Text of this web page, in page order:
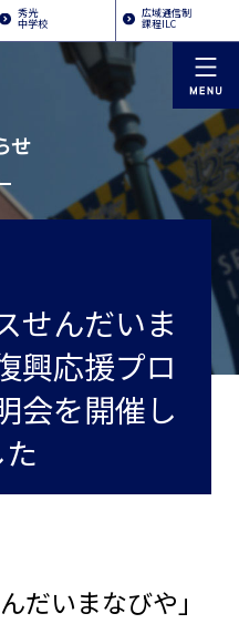
秀光
中学校
広域通信制
課程ILC
せ
せんだいま
興応援プロ
会を開催し
だいまなびや」